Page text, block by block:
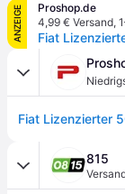
ANZEIGE
Proshop.de
4,99 € Versand,
Fiat
Fiat Lizenzierter
815